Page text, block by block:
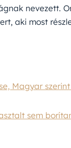
nevezett.
aki most
Magyar
sem